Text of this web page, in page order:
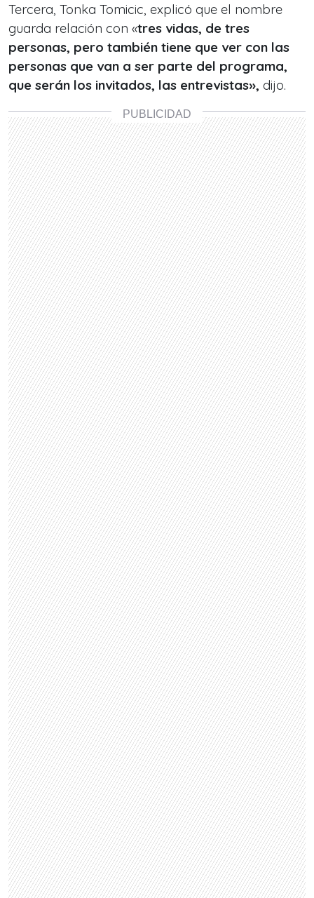
Tercera, Tonka Tomicic, explicó que el nombre
guarda relación con «tres vidas, de tres
personas, pero también tiene que ver con las
personas que van a ser parte del programa,
que serán los invitados, las entrevistas», dijo.